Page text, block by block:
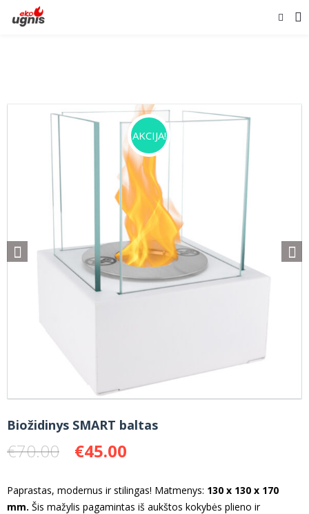
AKCIJA!
Biožidinys SMART baltas
€70.00 Original
was:
€70.00.
€45.00
is:
€45.00.
Paprastas, modernus ir stilingas! Matmenys: 130 x 130 x 170
mm. Šis mažylis pagamintas iš aukštos kokybės plieno ir